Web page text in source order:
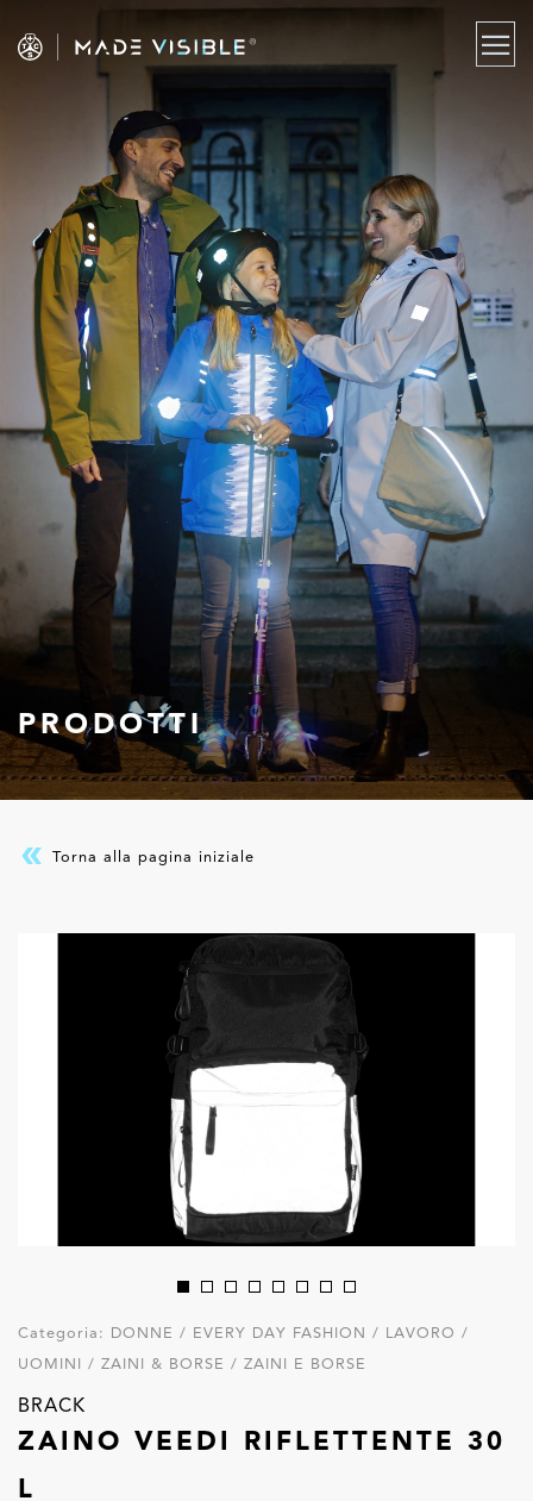
PRODOTTI
Torna alla pagina iniziale
Categoria: DONNE / EVERY DAY FASHION / LAVORO /
UOMINI / ZAINI & BORSE / ZAINI E BORSE
BRACK
ZAINO VEEDI RIFLETTENTE 30
L